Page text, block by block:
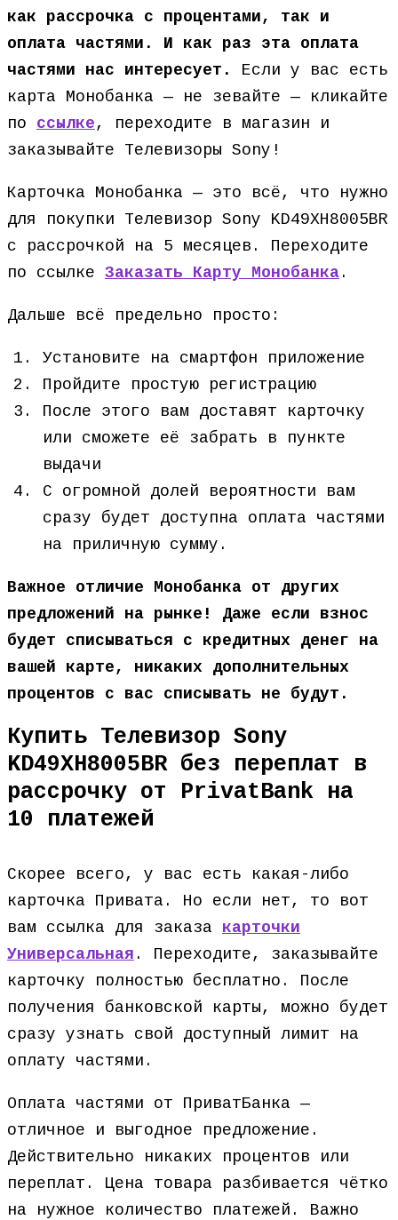
как рассрочка с процентами, так и
оплата частями. И как раз эта оплата
частями нас интересует.
Если у вас есть
карта Монобанка — не зевайте — кликайте
по ссылке, переходите в магазин и
заказывайте Телевизоры Sony!
Карточка Монобанка — это всё, что нужно
для покупки Телевизор Sony KD49XH8005BR
с рассрочкой на 5 месяцев. Переходите
по ссылке Заказать Карту Монобанка .
Дальше всё предельно просто:
Установите на смартфон приложение
Пройдите простую регистрацию
После этого вам доставят карточку
или сможете её забрать в пункте
выдачи
С огромной долей вероятности вам
сразу будет доступна оплата частями
на приличную сумму.
Важное отличие Монобанка от других
предложений на рынке! Даже если взнос
будет списываться с кредитных денег на
вашей карте, никаких дополнительных
процентов с вас списывать не будут.
Купить Телевизор Sony
KD49XH8005BR без переплат в
рассрочку от PrivatBank на
10 платежей
Скорее всего, у вас есть какая-либо
карточка Привата. Но если нет, то вот
вам ссылка для заказа карточки
Универсальная . Переходите, заказывайте
карточку полностью бесплатно. После
получения банковской карты, можно будет
сразу узнать свой доступный лимит на
оплату частями.
Оплата частями от ПриватБанка —
отличное и выгодное предложение.
Действительно никаких процентов или
переплат. Цена товара разбивается чётко
на нужное количество платежей. Важно